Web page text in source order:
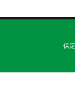
保